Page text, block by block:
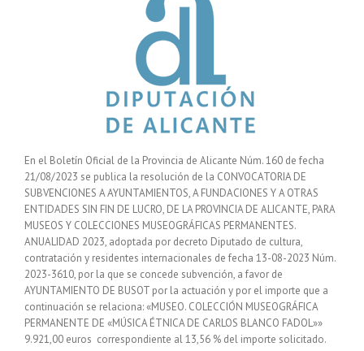
En el Boletín Oficial de la Provincia de Alicante Núm. 160 de fecha
21/08/2023 se publica la resolución de la CONVOCATORIA DE
SUBVENCIONES A AYUNTAMIENTOS, A FUNDACIONES Y A OTRAS
ENTIDADES SIN FIN DE LUCRO, DE LA PROVINCIA DE ALICANTE, PARA
MUSEOS Y COLECCIONES MUSEOGRÁFICAS PERMANENTES.
ANUALIDAD 2023, adoptada por decreto Diputado de cultura,
contratación y residentes internacionales de fecha 13-08-2023 Núm.
2023-3610, por la que se concede subvención, a favor de
AYUNTAMIENTO DE BUSOT por la actuación y por el importe que a
continuación se relaciona: «MUSEO. COLECCIÓN MUSEOGRÁFICA
PERMANENTE DE «MÚSICA ÉTNICA DE CARLOS BLANCO FADOL»»
9.921,00 euros correspondiente al 13,56 % del importe solicitado.